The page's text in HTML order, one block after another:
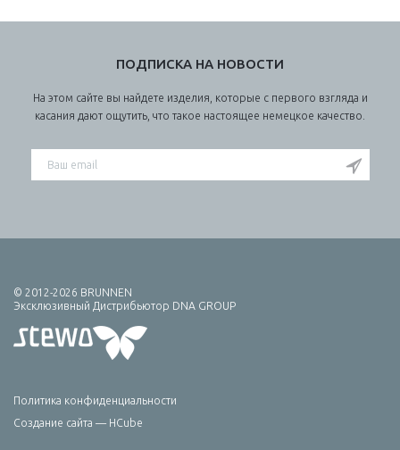
ПОДПИСКА НА НОВОСТИ
На этом сайте вы найдете изделия, которые с первого взгляда и
касания дают ощутить, что такое настоящее немецкое качество.
© 2012-2026 BRUNNEN
Эксклюзивный Дистрибьютор DNA GROUP
Политика конфиденциальности
Создание сайта — HCube